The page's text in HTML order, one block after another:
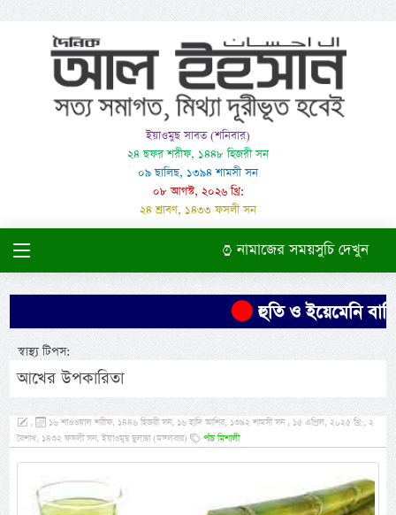
ইয়াওমুছ সাবত (শনিবার)
২৪ ছফর শরীফ, ১৪৪৮ হিজরী সন
০৯ ছালিছ, ১৩৯৪ শামসী সন
০৮ আগস্ট, ২০২৬ খ্রি:
২৪ শ্রাবণ, ১৪৩৩ ফসলী সন
নামাজের সময়সুচি দেখুন
হুতি ও ইয়েমেনি
স্বাস্থ্য টিপস:
আখের উপকারিতা
,
১৬ শাওওয়াল শরীফ, ১৪৪৬ হিজরী সন, ১৬ হাদি আশির, ১৩৯২ শামসী সন , ১৫ এপ্রিল, ২০২৫ খ্রি:, ২
বৈশাখ, ১৪৩২ ফসলী সন, ইয়াওমুছ ছুলাছা (মঙ্গলবার)
পাঁচ মিশালী